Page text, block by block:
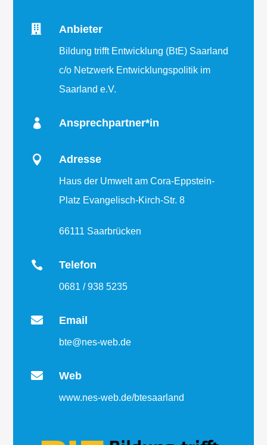
 Anbieter
Bildung trifft Entwicklung (BtE) Saarland
c/o Netzwerk Entwicklungspolitik im
Saarland e.V.
 Ansprechpartner*in
 Adresse
Haus der Umwelt am Cora-Eppstein-
Platz Evangelisch-Kirch-Str. 8
66111 Saarbrücken
 Telefon
0681 / 938 5235
 Email
bte@nes-web.de
 Web
www.nes-web.de/btesaarland